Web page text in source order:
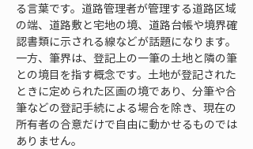
る言葉です。道路管理者が管理する道路区域
の端、道路敷と宅地の境、道路台帳や境界確
認書類に示される線などが話題になります。
一方、筆界は、登記上の一筆の土地と隣の筆
との境目を指す概念です。土地が登記された
ときに定められた区画の境であり、分筆や合
筆などの登記手続による場合を除き、現在の
所有者の合意だけで自由に動かせるものでは
ありません。